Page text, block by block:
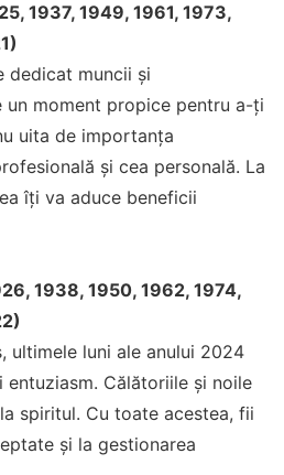
1937, 1949, 1961, 1973,
dedicat muncii și
un moment propice pentru a-ți
uita de importanța
și cea personală. La
îți va aduce beneficii
1938, 1950, 1962, 1974,
ultimele luni ale anului 2024
entuziasm. Călătoriile și noile
spiritul. Cu toate acestea, fii
și la gestionarea